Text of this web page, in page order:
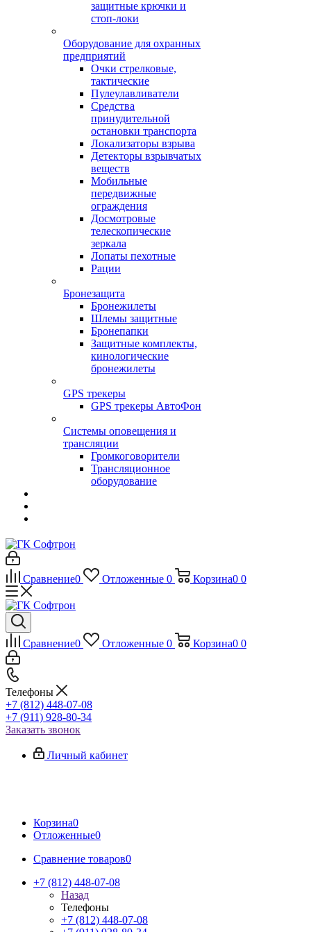
защитные крючки и
стоп-локи
Оборудование для охранных
предприятий
Очки стрелковые,
тактические
Пулеулавливатели
Средства
принудительной
остановки транспорта
Локализаторы взрыва
Детекторы взрывчатых
веществ
Мобильные
передвижные
ограждения
Досмотровые
телескопические
зеркала
Лопаты пехотные
Рации
Бронезащита
Бронежилеты
Шлемы защитные
Бронепапки
Защитные комплекты,
кинологические
бронежилеты
GPS трекеры
GPS трекеры АвтоФон
Системы оповещения и
трансляции
Громкоговорители
Трансляционное
оборудование
Сравнение0 Отложенные 0 Корзина0 0
Сравнение0 Отложенные 0 Корзина0 0
Телефоны
+7 (812) 448-07-08
+7 (911) 928-80-34
Заказать звонок
Личный кабинет
Корзина0
Отложенные0
Сравнение товаров0
+7 (812) 448-07-08
Назад
Телефоны
+7 (812) 448-07-08